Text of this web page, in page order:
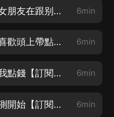
第一劍神 0003集 你女朋友在跟别人接吻【記得五星好評哦】 6min
第一劍神 0004集 你喜歡頭上帶點綠？【小銘粉絲V cv-yuebanxiaoming】 6min
第一劍神 0005集 借我點錢【訂閱評論點讚走起】 6min
第一劍神 0006集 公測開始【訂閱評論點讚走起】 6min